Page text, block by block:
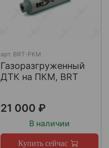
арт. BRT-PKM
Газоразгруженный
ДТК на ПКМ, BRT
21 000 ₽
В наличии
Купить сейчас